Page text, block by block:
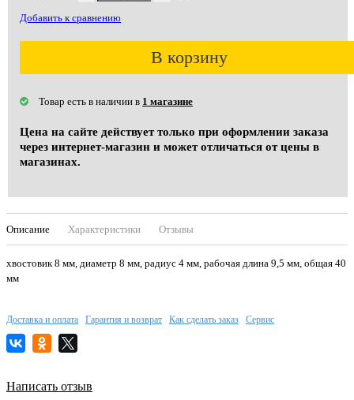
Добавить к сравнению
В корзину
Товар есть в наличии в 1 магазине
Цена на сайте действует только при оформлении заказа
через интернет-магазин и может отличаться от цены в
магазинах.
Описание Характеристики Отзывы
хвостовик 8 мм, диаметр 8 мм, радиус 4 мм, рабочая длина 9,5 мм, общая 40
мм
Доставка и оплата Гарантия и возврат Как сделать заказ Сервис
Написать отзыв